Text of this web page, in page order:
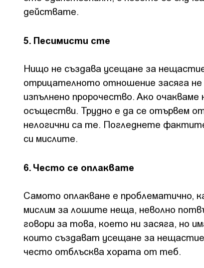
действате.
5. Песимисти сте
Нищо не създава усещане за
отрицателното отношение засяга
изпълнено пророчество. Ако
осъществи. Трудно е да се отървем
нелогични са те. Погледнете
си мислите.
6. Често се оплаквате
Самото оплакване е проблематично,
мислим за лошите неща, неволно
говори за това, което ни засяга, но
които създават усещане за
често отблъсква хората от теб.